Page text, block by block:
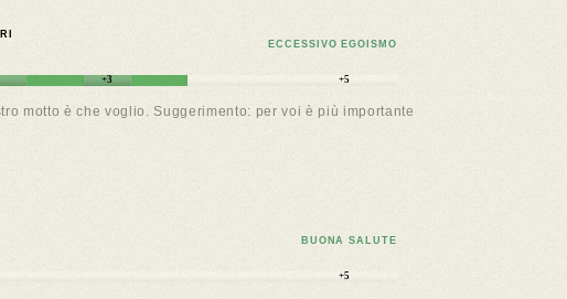
ECCESSIVO EGOISMO
+3 +5
motto è che voglio. Suggerimento: per voi è più importante
BUONA SALUTE
+5